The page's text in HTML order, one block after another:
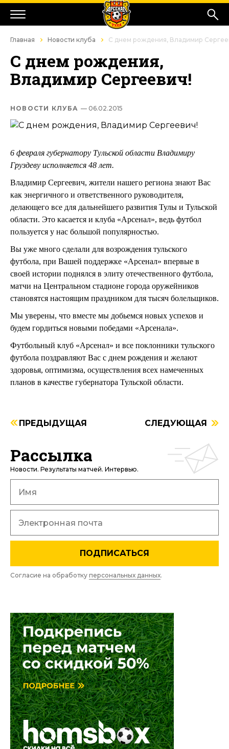
Главная Новости клуба С днем рождения, Владимир
С днем рождения,
Владимир Сергеевич!
НОВОСТИ КЛУБА — 06.02.2015
6 февраля губернатору Тульской области Владимиру
Груздеву исполняется 48 лет.
Владимир Сергеевич, жители нашего региона знают Вас
как энергичного и ответственного руководителя,
делающего все для дальнейшего развития Тулы и Тульской
области. Это касается и клуба «Арсенал», ведь футбол
пользуется у нас большой популярностью.
Вы уже много сделали для возрождения тульского
футбола, при Вашей поддержке «Арсенал» впервые в
своей истории поднялся в элиту отечественного футбола,
матчи на Центральном стадионе города оружейников
становятся настоящим праздником для тысяч болельщиков.
Мы уверены, что вместе мы добьемся новых успехов и
будем гордиться новыми победами «Арсенала».
Футбольный клуб «Арсенал» и все поклонники тульского
футбола поздравляют Вас с днем рождения и желают
здоровья, оптимизма, осуществления всех намеченных
планов в качестве губернатора Тульской области.
ПРЕДЫДУЩАЯ СЛЕДУЮЩАЯ
Рассылка
Новости. Результаты матчей. Интервью.
ПОДПИСАТЬСЯ
Согласие на обработку персональных данных.